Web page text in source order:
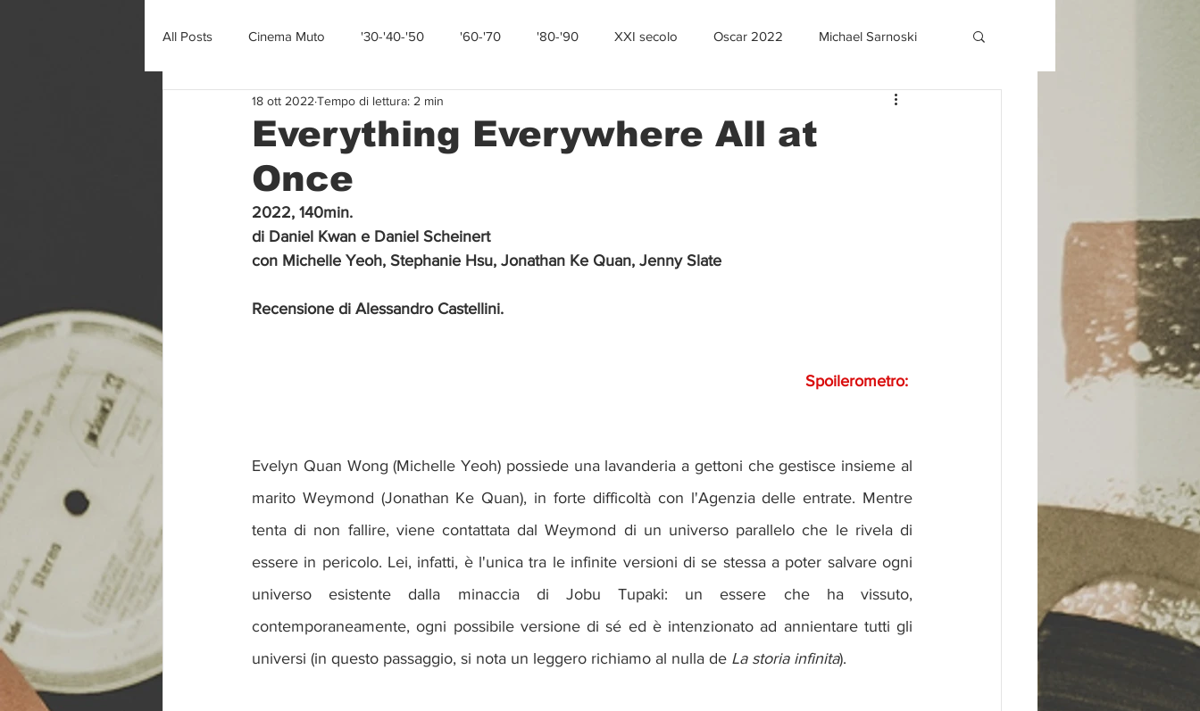
All Posts Cinema Muto '30-'40-'50 '60-'70 '80-'90 XXI secolo Oscar 2022 Michael Sarnoski
Everything Everywhere All at
Once
18 ott 2022 Tempo di lettura: 2 min
2022, 140min.
di Daniel Kwan e Daniel Scheinert
con Michelle Yeoh, Stephanie Hsu, Jonathan Ke Quan, Jenny Slate
Recensione di Alessandro Castellini.
Spoilerometro:
Evelyn Quan Wong (Michelle Yeoh) possiede una lavanderia a gettoni che gestisce insieme al
marito Weymond (Jonathan Ke Quan), in forte difficoltà con l'Agenzia delle entrate. Mentre
tenta di non fallire, viene contattata dal Weymond di un universo parallelo che le rivela di
essere in pericolo. Lei, infatti, è l'unica tra le infinite versioni di se stessa a poter salvare ogni
universo esistente dalla minaccia di Jobu Tupaki: un essere che ha vissuto,
contemporaneamente, ogni possibile versione di sé ed è intenzionato ad annientare tutti gli
universi (in questo passaggio, si nota un leggero richiamo al nulla de La storia infinita).